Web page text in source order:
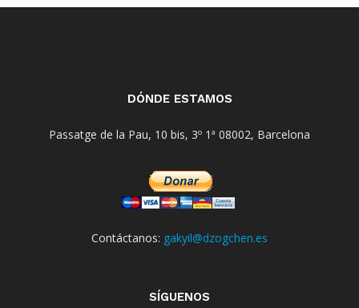
DÓNDE ESTAMOS
Passatge de la Pau, 10 bis, 3º 1ª 08002, Barcelona
Contáctanos: gakyil@dzogchen.es
SÍGUENOS